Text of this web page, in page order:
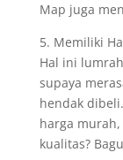
Map juga
5. Memiliki
Hal ini
supaya
hendak
harga
kualitas?